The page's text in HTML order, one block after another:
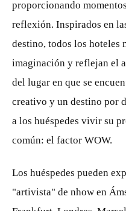
proporcionando
reflexión. Inspirados en
destino, todos los hoteles
imaginación y reflejan el
del lugar en que se
creativo y un destino por
a los huéspedes vivir su
común: el factor WOW.
Los huéspedes pueden
"artivista" de nhow en